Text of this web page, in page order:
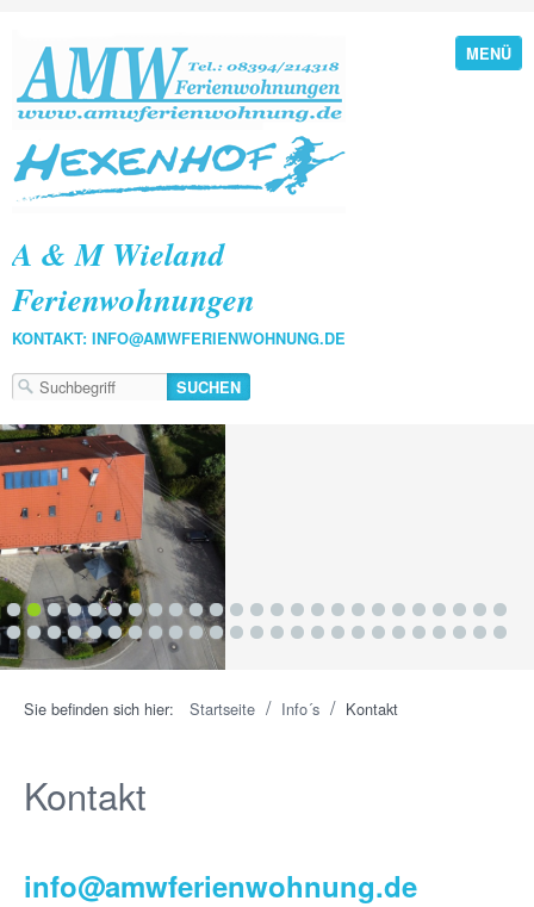
MENÜ
A & M Wieland
Ferienwohnungen
KONTAKT: INFO@AMWFERIENWOHNUNG.DE
1 2 3 4 5 6 7 8 91011 12 13 14 15 16 17 18 19 20 21 22 23 24 25
26272829303132 33 34 3536 37 38 39 40 41 42 43 44 45 46 47 48 49 50
Sie befinden sich hier: Startseite / Info´s / Kontakt
Kontakt
info@amwferienwohnung.de